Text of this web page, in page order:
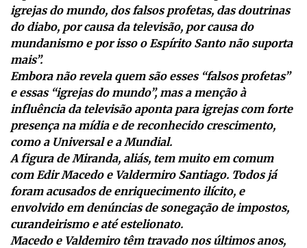
igrejas do mundo, dos falsos profetas, das doutrinas
do diabo, por causa da televisão, por causa do
mundanismo e por isso o Espírito Santo não suporta
mais”.
Embora não revela quem são esses “falsos profetas”
e essas “igrejas do mundo”, mas a menção à
influência da televisão aponta para igrejas com forte
presença na mídia e de reconhecido crescimento,
como a Universal e a Mundial.
A figura de Miranda, aliás, tem muito em comum
com Edir Macedo e Valdermiro Santiago. Todos já
foram acusados de enriquecimento ilícito, e
envolvido em denúncias de sonegação de impostos,
curandeirismo e até estelionato.
Macedo e Valdemiro têm travado nos últimos anos,